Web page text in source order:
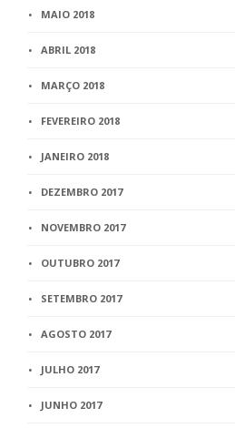
MAIO 2018
ABRIL 2018
MARÇO 2018
FEVEREIRO 2018
JANEIRO 2018
DEZEMBRO 2017
NOVEMBRO 2017
OUTUBRO 2017
SETEMBRO 2017
AGOSTO 2017
JULHO 2017
JUNHO 2017